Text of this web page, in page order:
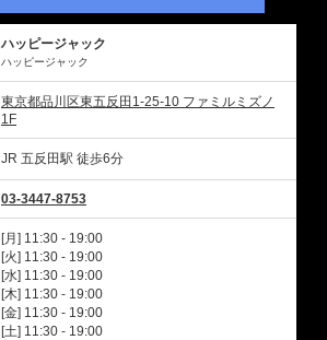
ハッピージャック
ハッピージャック
東京都品川区東五反田1-25-10 ファミルミズノ
1F
JR 五反田駅 徒歩6分
03-3447-8753
[月] 11:30 - 19:00
[火] 11:30 - 19:00
[水] 11:30 - 19:00
[木] 11:30 - 19:00
[金] 11:30 - 19:00
[土] 11:30 - 19:00